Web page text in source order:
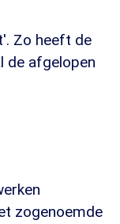
Zo heeft de
de afgelopen
zogenoemde